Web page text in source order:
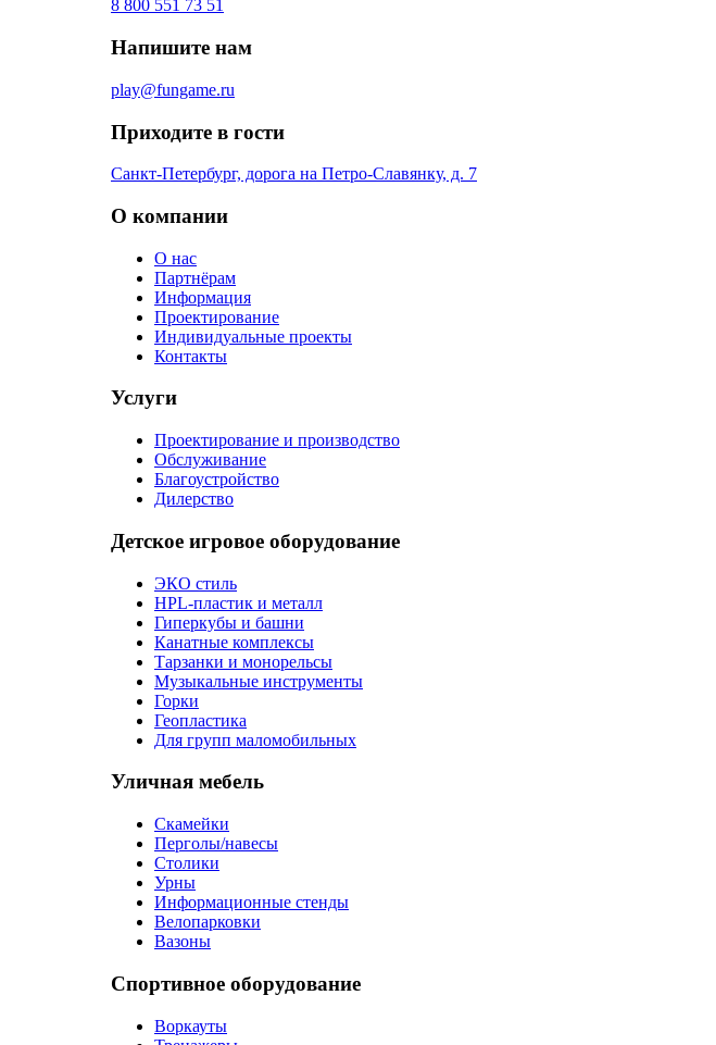
8 800 551 73 51
Напишите нам
play@fungame.ru
Приходите в гости
Санкт-Петербург, дорога на Петро-Славянку, д. 7
О компании
О нас
Партнёрам
Информация
Проектирование
Индивидуальные проекты
Контакты
Услуги
Проектирование и производство
Обслуживание
Благоустройство
Дилерство
Детское игровое оборудование
ЭКО стиль
HPL-пластик и металл
Гиперкубы и башни
Канатные комплексы
Тарзанки и монорельсы
Музыкальные инструменты
Горки
Геопластика
Для групп маломобильных
Уличная мебель
Скамейки
Перголы/навесы
Столики
Урны
Информационные стенды
Велопарковки
Вазоны
Спортивное оборудование
Воркауты